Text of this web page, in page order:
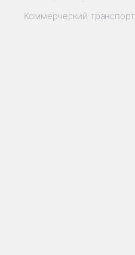
Коммерческий транспорт